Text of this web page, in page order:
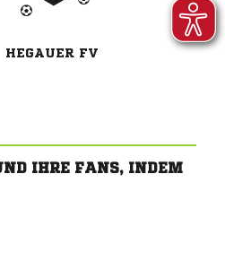
HEGAUER FV
IHRE FANS, INDEM